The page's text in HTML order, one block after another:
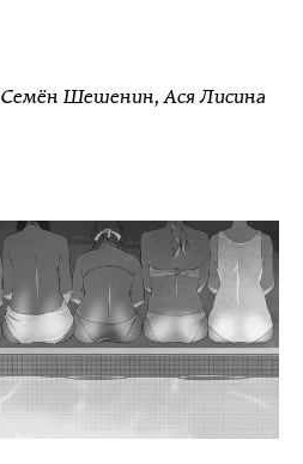
Семён Шешенин,Ася Лисина